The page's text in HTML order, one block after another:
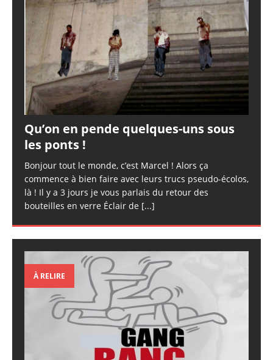
Qu’on en pende quelques-uns sous
les ponts !
Bonjour tout le monde, c’est Marcel ! Alors ça
commence à bien faire avec leurs trucs pseudo-écolos,
là ! Il y a 3 jours je vous parlais du retour des
bouteilles en verre Éclair de [...]
À RELIRE